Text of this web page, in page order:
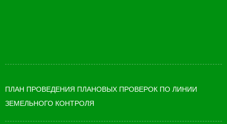
ПЛАН ПРОВЕДЕНИЯ ПЛАНОВЫХ ПРОВЕРОК ПО ЛИНИИ
ЗЕМЕЛЬНОГО КОНТРОЛЯ